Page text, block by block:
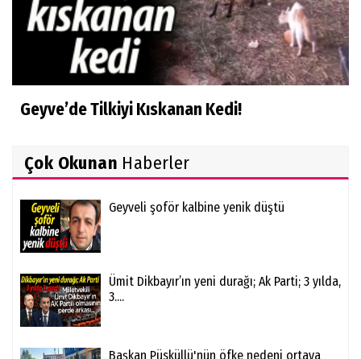
Geyve’de Tilkiyi Kıskanan Kedi!
Çok Okunan Haberler
Geyveli şoför kalbine yenik düştü
Ümit Dikbayır’ın yeni durağı; Ak Parti; 3 yılda,
3....
Başkan Püsküllü'nün öfke nedeni ortaya